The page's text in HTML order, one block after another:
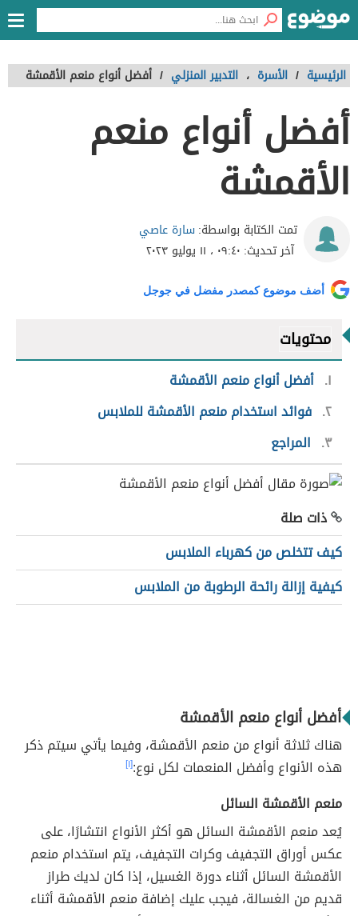
الرئيسية / الأسرة ، التدبير المنزلي / أفضل أنواع منعم الأقمشة
أفضل أنواع منعم
الأقمشة
تمت الكتابة بواسطة:سارة عاصي
آخر تحديث: ٠٩:٤٠ ، ١١ يوليو ٢٠٢٣
أضف موضوع كمصدر مفضل في جوجل
محتويات
١ أفضل أنواع منعم الأقمشة
٢ فوائد استخدام منعم الأقمشة للملابس
٣
المراجع
ذات صلة
كيف تتخلص من كهرباء الملابس
كيفية إزالة رائحة الرطوبة من الملابس
أفضل أنواع منعم الأقمشة
هناك ثلاثة أنواع من منعم الأقمشة، وفيما يأتي سيتم ذكر
هذه الأنواع وأفضل المنعمات لكل نوع:[١]
منعم الأقمشة السائل
يُعد منعم الأقمشة السائل هو أكثر الأنواع انتشارًا، على
عكس أوراق التجفيف وكرات التجفيف، يتم استخدام منعم
الأقمشة السائل أثناء دورة الغسيل، إذا كان لديك طراز
قديم من الغسالة، فيجب عليك إضافة منعم الأقمشة أثناء